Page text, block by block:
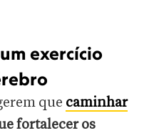
exercício
que caminhar
fortalecer os